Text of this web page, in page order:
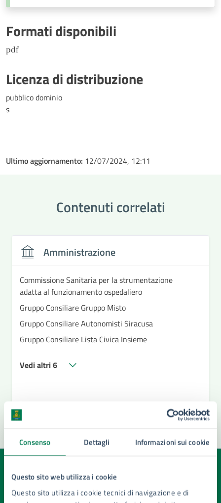
Consenso Dettagli Informazioni sui cookie
Questo sito web utilizza i cookie
Questo sito utilizza i cookie tecnici di navigazione e di
Formati disponibili
pdf
Licenza di distribuzione
pubblico dominio
s
Ultimo aggiornamento: 12/07/2024, 12:11
Contenuti correlati
Amministrazione
Commissione Sanitaria per la strumentazione
adatta al funzionamento ospedaliero
Gruppo Consiliare Gruppo Misto
Gruppo Consiliare Autonomisti Siracusa
Gruppo Consiliare Lista Civica Insieme
Vedi altri 6
Quanto sono chiare le informazioni su questa
pagina?